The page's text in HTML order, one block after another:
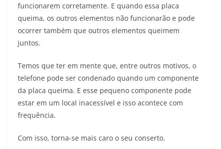
funcionarem corretamente. E quando essa placa
queima, os outros elementos não funcionarão e pode
ocorrer também que outros elementos queimem
juntos.
Temos que ter em mente que, entre outros motivos, o
telefone pode ser condenado quando um componente
da placa queima. E esse pequeno componente pode
estar em um local inacessível e isso acontece com
frequência.
Com isso, torna-se mais caro o seu conserto.